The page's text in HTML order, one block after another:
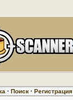
· Поиск · Регистрация